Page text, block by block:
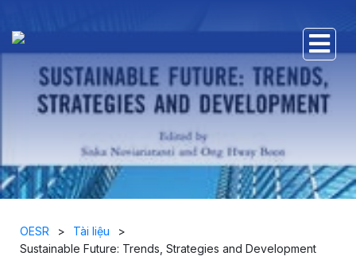
OESR > Tài liệu
>
Sustainable Future: Trends, Strategies and Development